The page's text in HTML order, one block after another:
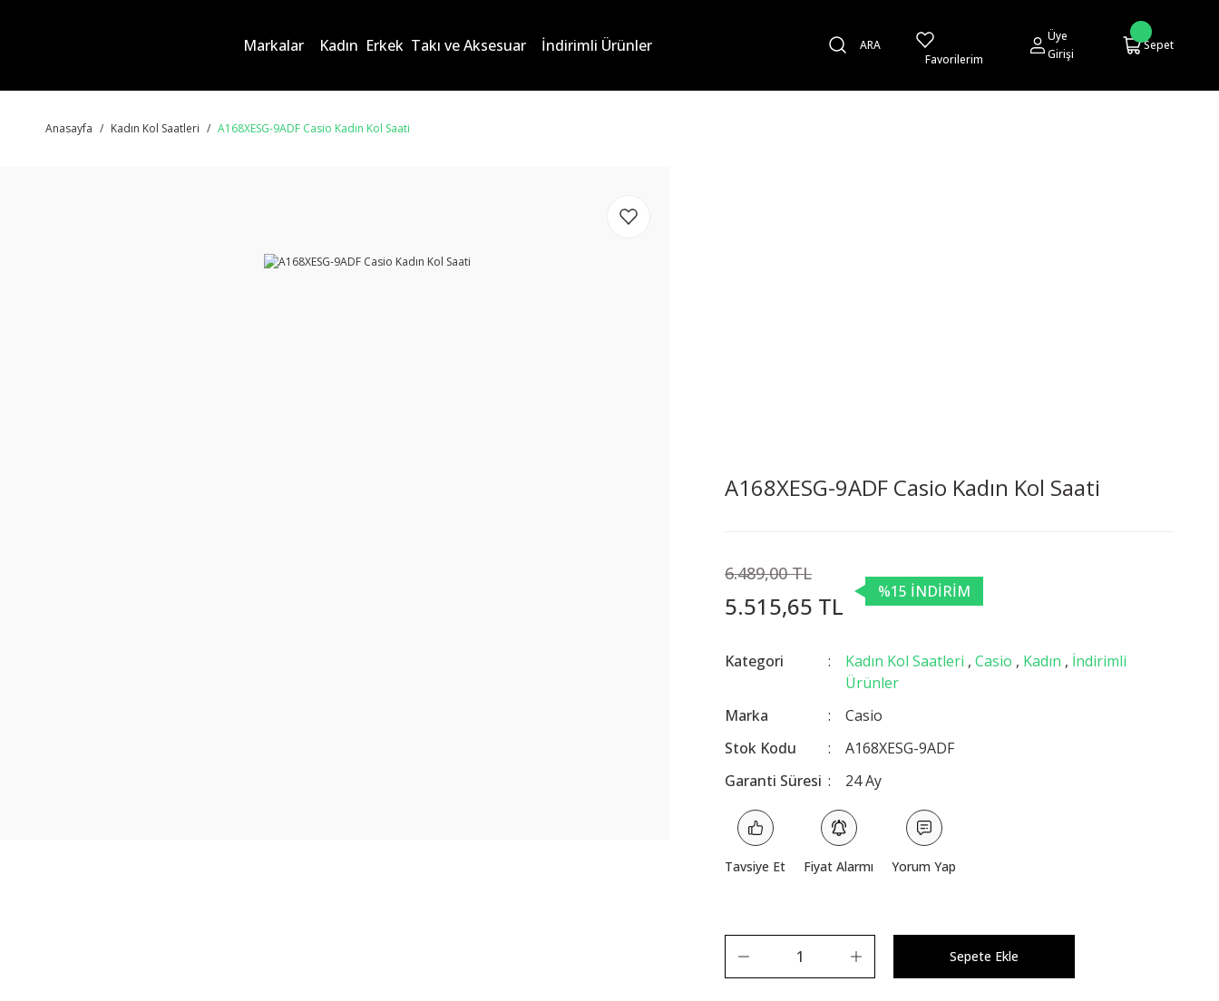
Markalar Kadın Erkek Takı ve Aksesuar İndirimli Ürünler
ARA
Favorilerim
Üye
Girişi
Sepet
Anasayfa Kadın Kol Saatleri A168XESG-9ADF Casio Kadın Kol Saati
A168XESG-9ADF Casio Kadın Kol Saati
6.489,00 TL
5.515,65 TL %15 İNDİRİM
Kategori Kadın Kol Saatleri , Casio , Kadın , İndirimli
Ürünler
Marka
Casio
Stok Kodu
A168XESG-9ADF
Garanti Süresi
24 Ay
Tavsiye Et Fiyat Alarmı Yorum Yap
Sepete Ekle